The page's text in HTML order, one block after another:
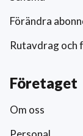
Förändra
Rutavdrag och
Företaget
Om oss